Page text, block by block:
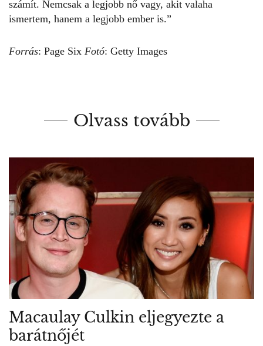
számít. Nemcsak a legjobb nő vagy, akit valaha
ismertem, hanem a legjobb ember is.”
Forrás: Page Six Fotó: Getty Images
Olvass tovább
Macaulay Culkin eljegyezte a
barátnőjét